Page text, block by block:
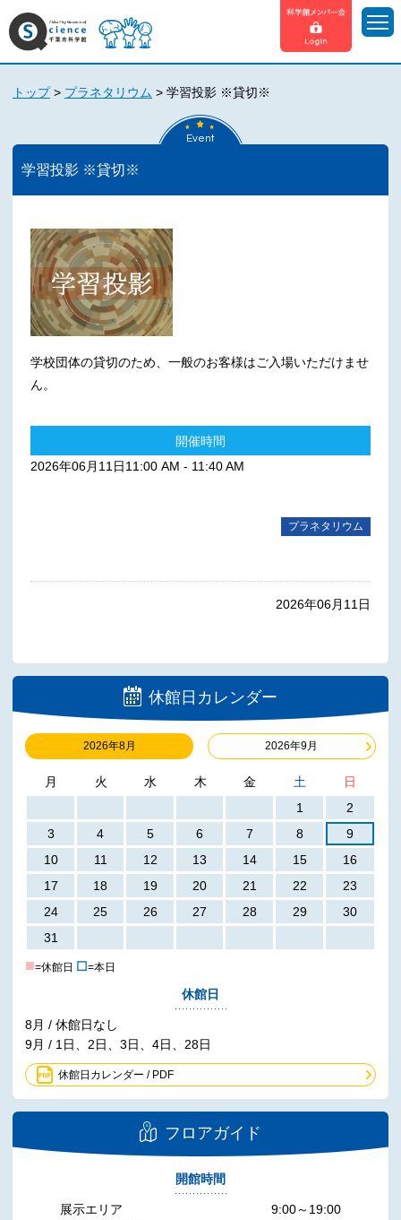
トップ> プラネタリウム > 学習投影 ※貸切※
休館日カレンダー
2026年8月 2026年9月
月 火 水 木 金 土
日
1
2
3
4 5 6 7 8
9
10
11 12 13 14 15
16
17
18 19 20 21 22
23
24
25 26 27 28 29
30
31
■=休館日 ☐=本日
休館日
8月 / 休館日なし
9月 / 1日、2日、3日、4日、28日
休館日カレンダー / PDF
フロアガイド
開館時間
展示エリア
9:00～19:00
Event
学習投影 ※貸切※
学校団体の貸切のため、一般のお客様はご入場いただけませ
ん。
開催時間
2026年06月11日11:00 AM - 11:40 AM
プラネタリウム
2026年06月11日